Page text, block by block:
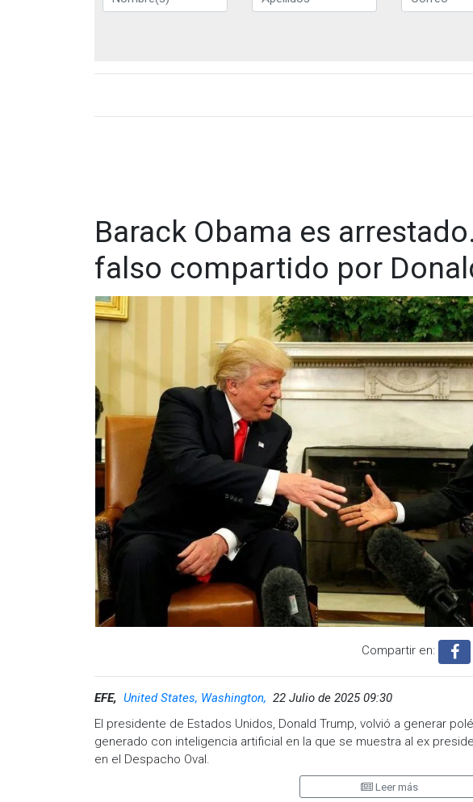
Barack Obama es
falso compartido por
Compartir en:
EFE, United States, Washington, 22 Julio de 2025 09:30
El presidente de Estados Unidos, Donald Trump, volvió a generar
generado con inteligencia artificial en la que se muestra al ex
en el Despacho Oval.
La secuencia manipulada parece basarse en imágenes de una
Leer más